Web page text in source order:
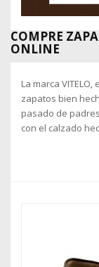
COMPRE
ONLINE
La marca
zapatos bien
pasado de
con el calzado